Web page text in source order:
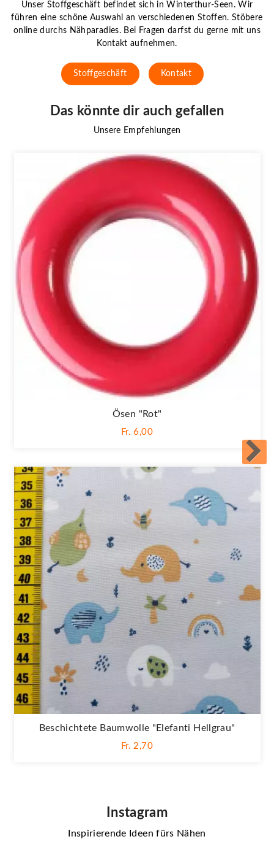
Unser Stoffgeschäft befindet sich in Winterthur-Seen. Wir
führen eine schöne Auswahl an verschiedenen Stoffen. Stöbere
online durchs Nähparadies. Bei Fragen darfst du gerne mit uns
Kontakt aufnehmen.
Stoffgeschäft Kontakt
Das könnte dir auch gefallen
Unsere Empfehlungen
Ösen "Rot"
Fr. 6,00
Beschichtete Baumwolle "Elefanti Hellgrau"
Fr. 2,70
Instagram
Inspirierende Ideen fürs Nähen